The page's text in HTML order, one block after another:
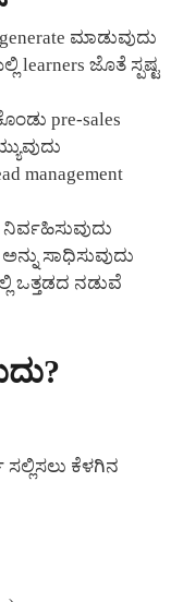
ಮಾಡುವುದು
learners ಜೊತೆ ಸ್ಪಷ್ಟ
pre-sales
management
ನಿರ್ವಹಿಸುವುದು
ಸಾಧಿಸುವುದು
ಒತ್ತಡದ ನಡುವೆ
ಸಲ್ಲಿಸಲು ಕೆಳಗಿನ